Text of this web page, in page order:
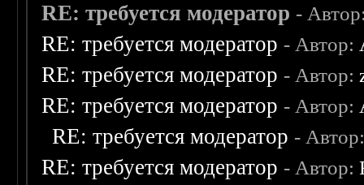
RE: требуется модератор -
RE: требуется модератор - Автор:
RE: требуется модератор - Автор:
RE: требуется модератор - Автор:
RE: требуется модератор -
RE: требуется модератор - Автор: